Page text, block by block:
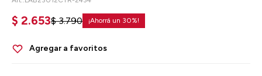
$ 2.653$ 3.790 30